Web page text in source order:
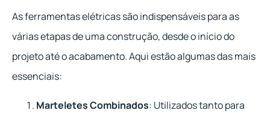
As ferramentas elétricas são indispensáveis para as
várias etapas de uma construção, desde o início do
projeto até o acabamento. Aqui estão algumas das mais
essenciais:
Marteletes Combinados: Utilizados tanto para